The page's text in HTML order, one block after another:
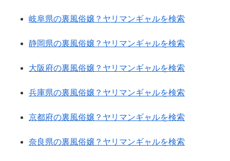
岐阜県の裏風俗嬢？ヤリマンギャルを検索
静岡県の裏風俗嬢？ヤリマンギャルを検索
大阪府の裏風俗嬢？ヤリマンギャルを検索
兵庫県の裏風俗嬢？ヤリマンギャルを検索
京都府の裏風俗嬢？ヤリマンギャルを検索
奈良県の裏風俗嬢？ヤリマンギャルを検索